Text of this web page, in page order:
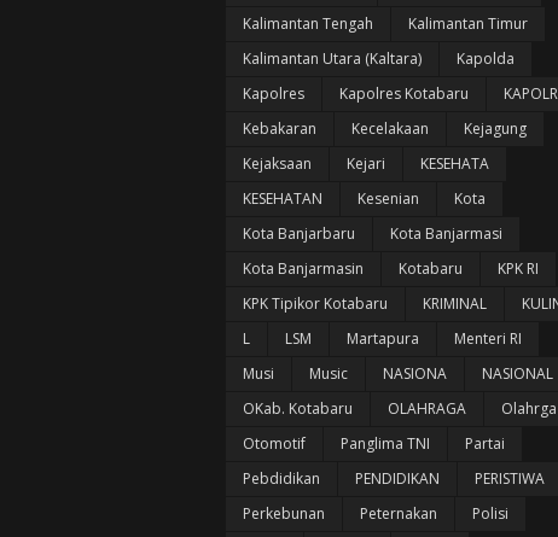
Kalimantan Tengah
Kalimantan Timur
Kalimantan Utara (Kaltara)
Kapolda
Kapolres
Kapolres Kotabaru
Kebakaran
Kecelakaan
Kejagung
Kejaksaan
Kejari
KESEHATA
KESEHATAN
Kesenian
Kota
Kota Banjarbaru
Kota Banjarmasi
Kota Banjarmasin
Kotabaru
KPK RI
KPK Tipikor Kotabaru
KRIMINAL
L
LSM Martapura
Menteri RI
Musi
Music NASIONA
NASIONAL
OKab. Kotabaru
OLAHRAGA
Olahrga
Otomotif
Panglima TNI
Partai
Pebdidikan
PENDIDIKAN
PERISTIWA
Perkebunan
Peternakan Polisi